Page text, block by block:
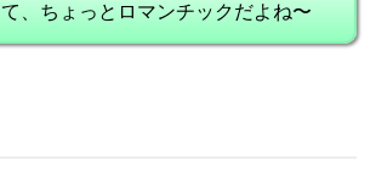
て、ちょっとロマンチックだよね〜